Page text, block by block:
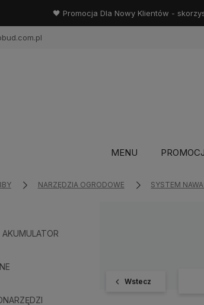
🖤 Promocja Dla Nowy Klientów -
MENU
NARZĘDZIA OGRODOWE SYSTEM
Wstecz